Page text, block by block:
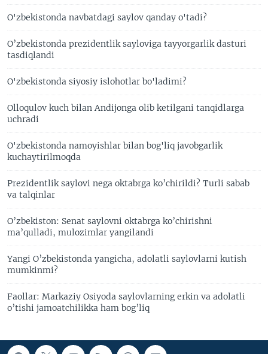
O'zbekistonda navbatdagi saylov qanday o'tadi?
O’zbekistonda prezidentlik sayloviga tayyorgarlik dasturi
tasdiqlandi
O'zbekistonda siyosiy islohotlar bo'ladimi?
Olloqulov kuch bilan Andijonga olib ketilgani tanqidlarga
uchradi
O'zbekistonda namoyishlar bilan bog'liq javobgarlik
kuchaytirilmoqda
Prezidentlik saylovi nega oktabrga ko’chirildi? Turli sabab
va talqinlar
O’zbekiston: Senat saylovni oktabrga ko’chirishni
ma’qulladi, mulozimlar yangilandi
Yangi O’zbekistonda yangicha, adolatli saylovlarni kutish
mumkinmi?
Faollar: Markaziy Osiyoda saylovlarning erkin va adolatli
o’tishi jamoatchilikka ham bog’liq